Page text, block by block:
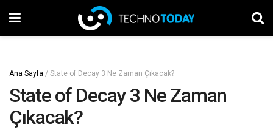
Ana Sayfa / State of Decay 3 Ne Zaman Çıkacak?
State of Decay 3 Ne Zaman
Çıkacak?